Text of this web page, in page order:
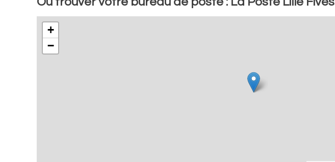
+
−